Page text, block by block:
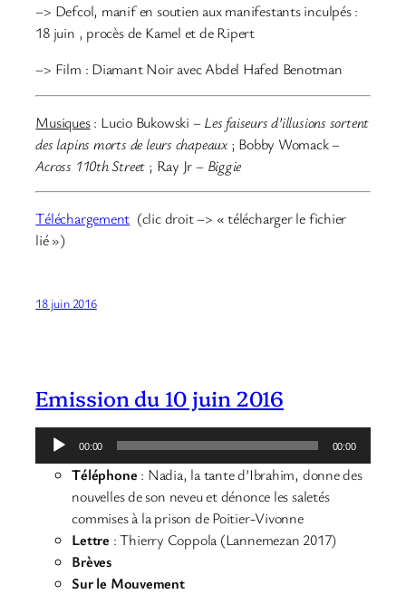
–> Defcol, manif en soutien aux manifestants inculpés :
18 juin , procès de Kamel et de Ripert
–> Film : Diamant Noir avec Abdel Hafed Benotman
Musiques: Lucio Bukowski –Les faiseurs d’illusions sortent
des lapins morts de leurs chapeaux; Bobby Womack –
Across 110th Street ; Ray Jr – Biggie
Téléchargement (clic droit –> « télécharger le fichier
lié »)
18 juin 2016
Emission du 10 juin 2016
Lecteur
audio
00:00 00:00
Téléphone : Nadia, la tante d’Ibrahim, donne des
nouvelles de son neveu et dénonce les saletés
commises à la prison de Poitier-Vivonne
Lettre : Thierry Coppola (Lannemezan 2017)
Brèves
Sur le Mouvement